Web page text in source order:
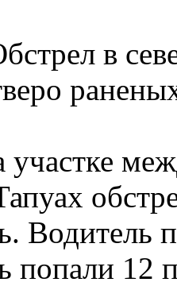
в
Водитель
попали 12